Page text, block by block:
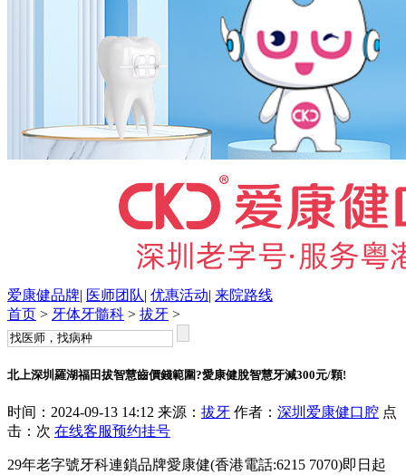
爱康健品牌| 医师团队| 优惠活动| 来院路线
首页 > 牙体牙髓科 > 拔牙 >
北上深圳羅湖福田拔智慧齒價錢範圍?愛康健脫智慧牙減300元/顆!
时间：2024-09-13 14:12 来源： 拔牙 作者： 深圳爱康健口腔 点
击： 次 在线客服预约挂号
29年老字號牙科連鎖品牌愛康健(香港電話:6215 7070)即日起